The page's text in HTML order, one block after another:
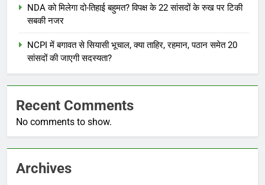
NDA को मिलेगा दो-तिहाई बहुमत? विपक्ष के 22 सांसदों के रुख पर टिकी
सबकी नजर
NCPI में बगावत से सियासी भूचाल, क्या ताहिर, रहमान, पठान समेत 20
सांसदों की जाएगी सदस्यता?
Recent Comments
No comments to show.
Archives